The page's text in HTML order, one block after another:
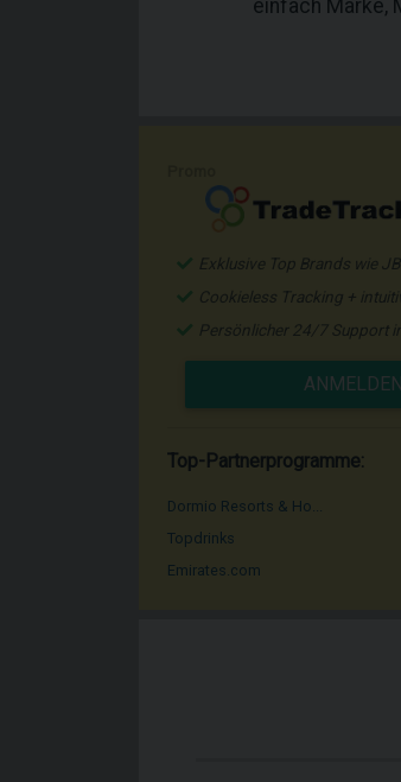
einfach Marke,
Exklusive Top Brands wie
Cookieless Tracking +
Persönlicher 24/7 Support
ANMELDEN
Top-Partnerprogramme:
Dormio Resorts & Ho...
Topdrinks
Emirates.com